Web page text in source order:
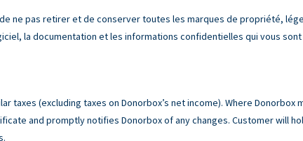
ne pas retirer et de conserver toutes les marques de propriété,
la documentation et les informations confidentielles qui vous
taxes (excluding taxes on Donorbox’s net income). Where
and promptly notifies Donorbox of any changes. Customer will